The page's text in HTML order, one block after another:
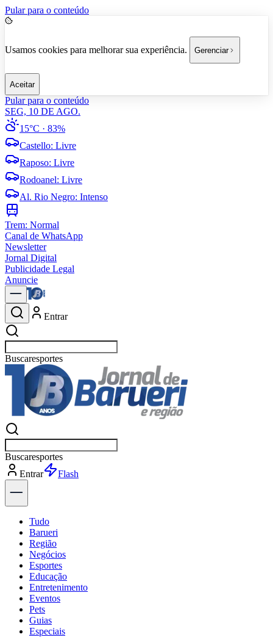
Pular para o conteúdo
Usamos cookies para melhorar sua experiência. Gerenciar
Aceitar
Pular para o conteúdo
SEG, 10 DE AGO.
15°C · 83%
Castello: Livre
Raposo: Livre
Rodoanel: Livre
Al. Rio Negro: Intenso
Trem: Normal
Canal de WhatsApp
Newsletter
Jornal Digital
Publicidade Legal
Anuncie
Entrar
Buscarpolítica
Buscarpolítica
Entrar
Explorar
Tudo
Barueri
Região
Negócios
Esportes
Educação
Entretenimento
Eventos
Pets
Guias
Especiais